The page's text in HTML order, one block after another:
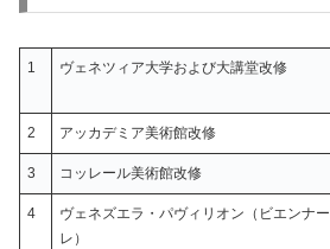
1 ヴェネツィア大学および大講堂改修
2 アッカデミア美術館改修
3 コッレール美術館改修
4
ヴェネズエラ・パヴィリオン（ビエンナー
レ）